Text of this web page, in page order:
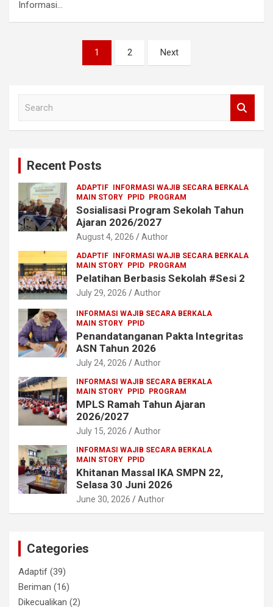
Informasi…
1 2 Next
Recent Posts
ADAPTIF
INFORMASI WAJIB SECARA BERKALA
MAIN STORY
PPID PROGRAM
Sosialisasi Program Sekolah Tahun
Ajaran 2026/2027
August 4, 2026 Author
ADAPTIF
INFORMASI WAJIB SECARA BERKALA
MAIN STORY
PPID PROGRAM
Pelatihan Berbasis Sekolah #Sesi 2
July 29, 2026 Author
INFORMASI WAJIB SECARA BERKALA
MAIN STORY
PPID
Penandatanganan Pakta Integritas
ASN Tahun 2026
July 24, 2026 Author
INFORMASI WAJIB SECARA BERKALA
MAIN STORY
PPID PROGRAM
MPLS Ramah Tahun Ajaran
2026/2027
July 15, 2026 Author
INFORMASI WAJIB SECARA BERKALA
MAIN STORY
PPID
Khitanan Massal IKA SMPN 22,
Selasa 30 Juni 2026
June 30, 2026 Author
Categories
Adaptif (39)
Beriman (16)
Dikecualikan (2)